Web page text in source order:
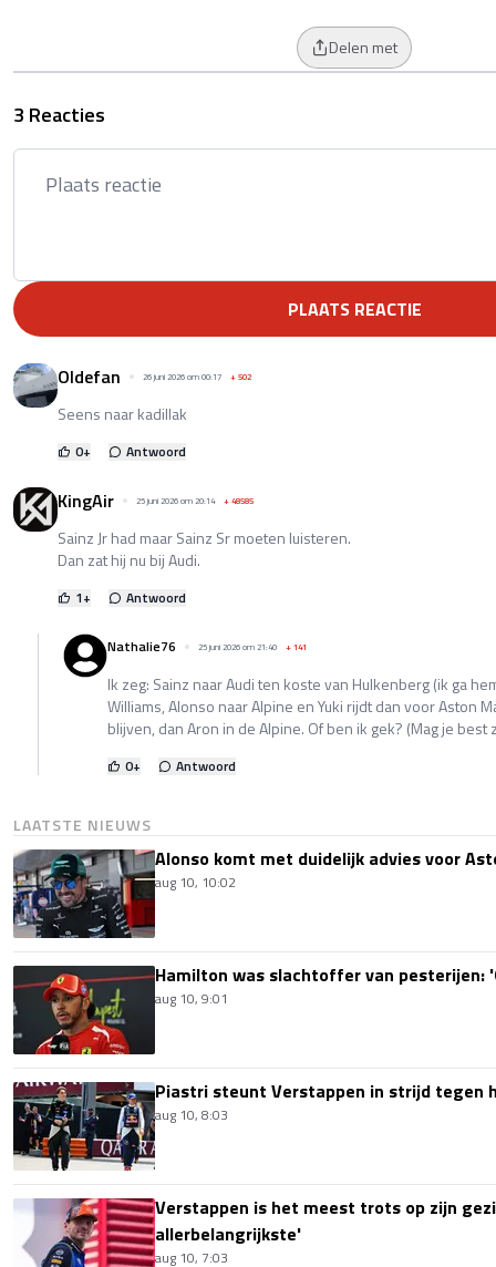
Delen met
3 Reacties
PLAATS REACTIE
Oldefan 26 juni 2026 om 00:17 +502
Seens naar kadillak
0+ Antwoord
KingAir 25 juni 2026 om 20:14 +48585
Sainz Jr had maar Sainz Sr moeten luisteren.
Dan zat hij nu bij Audi.
1+ Antwoord
Nathalie76 25 juni 2026 om 21:40 +141
Ik zeg: Sainz naar Audi ten koste van Hulkenberg (ik ga
Williams, Alonso naar Alpine en Yuki rijdt dan voor Aston
blijven, dan Aron in de Alpine. Of ben ik gek? (Mag je best
0+ Antwoord
LAATSTE NIEUWS
Alonso komt met duidelijk advies voor
aug 10, 10:02
Hamilton was slachtoffer van pesterijen:
aug 10, 9:01
Piastri steunt Verstappen in strijd tegen
aug 10, 8:03
Verstappen is het meest trots op zijn
allerbelangrijkste'
aug 10, 7:03